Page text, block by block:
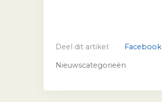
Deel dit artikel: Facebook
Nieuwscategorieën